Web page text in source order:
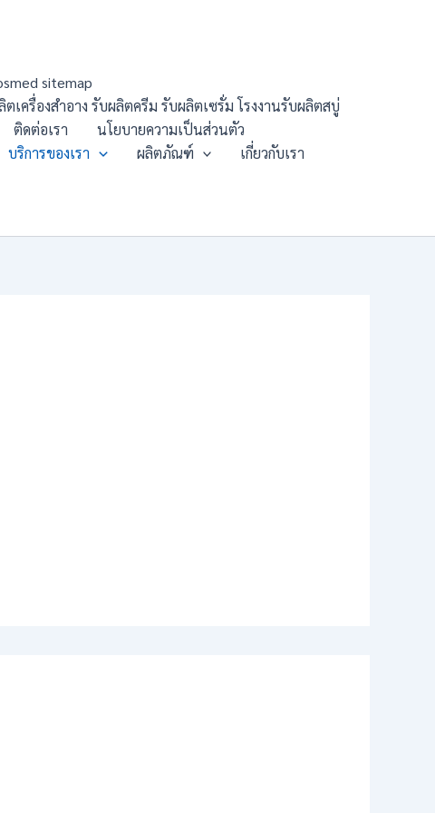
sitemap
ตเครื่องสำอาง รับผลิตครีม รับผลิตเซรั่ม โรงงานรับผลิตสบู่
ติดต่อเรา
นโยบายความเป็นส่วนตัว
บริการของเรา ผลิตภัณฑ์ เกี่ยวกับเรา